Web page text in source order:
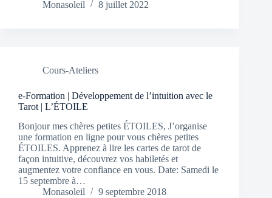
Monasoleil
8 juillet 2022
Cours-Ateliers
e-Formation | Développement de l’intuition avec le
Tarot | L’ÉTOILE
Bonjour mes chères petites ÉTOILES, J’organise
une formation en ligne pour vous chères petites
ÉTOILES. Apprenez à lire les cartes de tarot de
façon intuitive, découvrez vos habiletés et
augmentez votre confiance en vous. Date: Samedi le
15 septembre à…
Monasoleil
9 septembre 2018